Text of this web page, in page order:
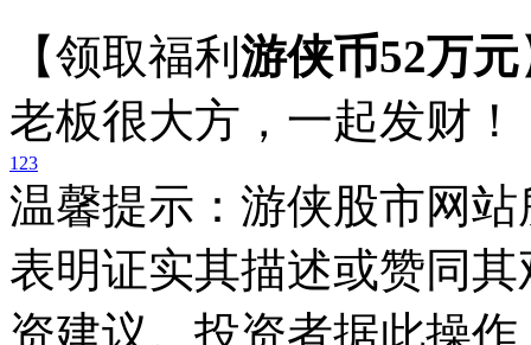
【领取福利 游侠币52万元
老板很大方，一起发财！
1 23
温馨提示：游侠股市网
表明证实其描述或赞同
资建议。投资者据此操